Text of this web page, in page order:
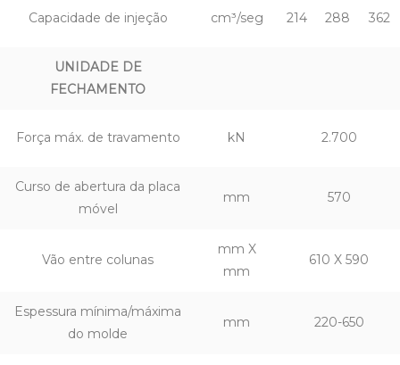
Capacidade de injeção cm³/seg 214 288 362
UNIDADE DE
FECHAMENTO
Força máx. de travamento kN 2.700
Curso de abertura da placa
móvel
mm 570
Vão entre colunas
mm X
mm
610 X 590
Espessura mínima/máxima
do molde
mm 220-650